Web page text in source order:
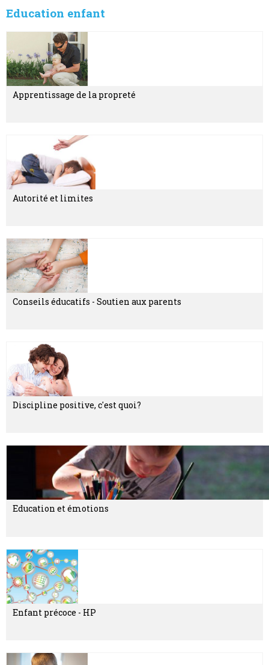
Education enfant
Apprentissage de la propreté
Autorité et limites
Conseils éducatifs - Soutien aux parents
Discipline positive, c'est quoi?
Education et émotions
Enfant précoce - HP